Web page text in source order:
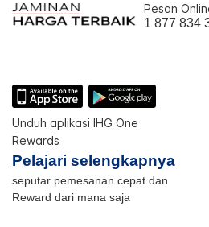
Pesan
1 877 834
Unduh aplikasi IHG One
Rewards
Pelajari selengkapnya
seputar pemesanan cepat dan
Reward dari mana saja